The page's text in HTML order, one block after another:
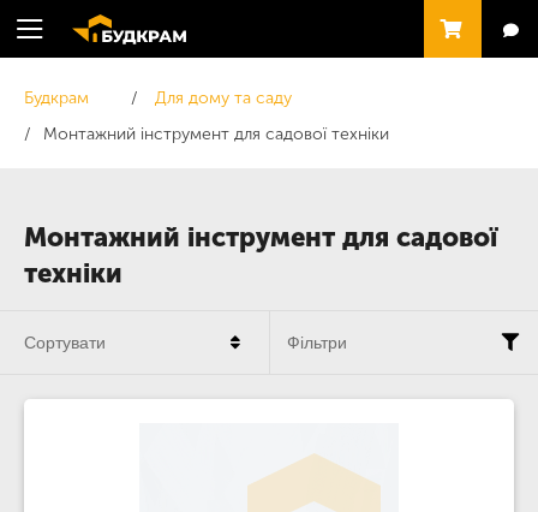
Монтажний інструмент для садової
техніки
Будкрам
Для дому та саду
Монтажний інструмент для садової техніки
Сортувати Фільтри